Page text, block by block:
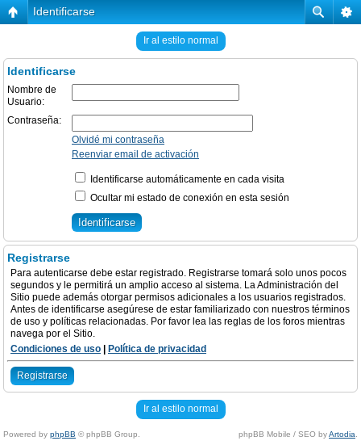
Identificarse
Ir al estilo normal
Identificarse
Nombre de
Usuario:
Contraseña:
Olvidé mi contraseña
Reenviar email de activación
Identificarse automáticamente en cada visita
Ocultar mi estado de conexión en esta sesión
Registrarse
Para autenticarse debe estar registrado. Registrarse tomará solo unos pocos
segundos y le permitirá un amplio acceso al sistema. La Administración del
Sitio puede además otorgar permisos adicionales a los usuarios registrados.
Antes de identificarse asegúrese de estar familiarizado con nuestros términos
de uso y políticas relacionadas. Por favor lea las reglas de los foros mientras
navega por el Sitio.
Condiciones de uso
Política de privacidad
Registrarse
Ir al estilo normal
Powered by phpBB © phpBB Group. phpBB Mobile / SEO byArtodia